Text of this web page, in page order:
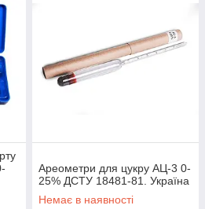
Ареометри для цукру АЦ-3 0-
25% ДСТУ 18481-81. Україна
Немає в наявності